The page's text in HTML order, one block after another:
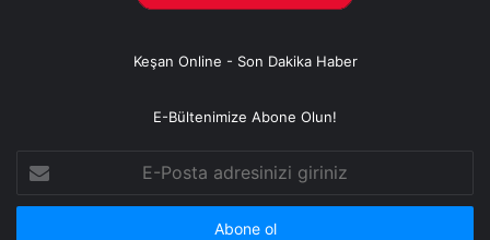
Keşan Online - Son Dakika Haber
E-Bültenimize Abone Olun!
Posta
adresinizi